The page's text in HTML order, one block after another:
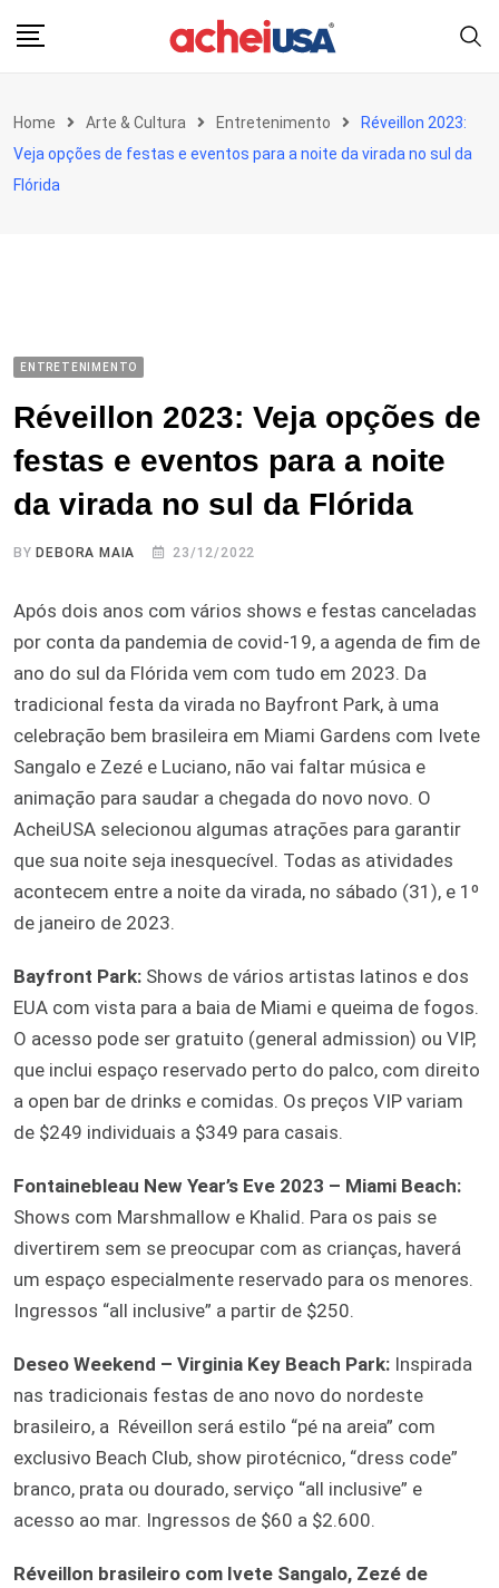
Home Arte & Cultura Entretenimento
Réveillon 2023:
Veja opções de festas e eventos para a noite da virada no sul da
Flórida
ENTRETENIMENTO
Réveillon 2023: Veja opções de
festas e eventos para a noite
da virada no sul da Flórida
BYDEBORA MAIA 23/12/2022
Após dois anos com vários shows e festas canceladas
por conta da pandemia de covid-19, a agenda de fim de
ano do sul da Flórida vem com tudo em 2023. Da
tradicional festa da virada no Bayfront Park, à uma
celebração bem brasileira em Miami Gardens com Ivete
Sangalo e Zezé e Luciano, não vai faltar música e
animação para saudar a chegada do novo novo. O
AcheiUSA selecionou algumas atrações para garantir
que sua noite seja inesquecível. Todas as atividades
acontecem entre a noite da virada, no sábado (31), e 1º
de janeiro de 2023.
Bayfront Park: Shows de vários artistas latinos e dos
EUA com vista para a baia de Miami e queima de fogos.
O acesso pode ser gratuito (general admission) ou VIP,
que inclui espaço reservado perto do palco, com direito
a open bar de drinks e comidas. Os preços VIP variam
de $249 individuais a $349 para casais.
Fontainebleau New Year’s Eve 2023 – Miami Beach:
Shows com Marshmallow e Khalid. Para os pais se
divertirem sem se preocupar com as crianças, haverá
um espaço especialmente reservado para os menores.
Ingressos “all inclusive” a partir de $250.
Deseo Weekend – Virginia Key Beach Park: Inspirada
nas tradicionais festas de ano novo do nordeste
brasileiro, a Réveillon será estilo “pé na areia” com
exclusivo Beach Club, show pirotécnico, “dress code”
branco, prata ou dourado, serviço “all inclusive” e
acesso ao mar. Ingressos de $60 a $2.600.
Réveillon brasileiro com Ivete Sangalo, Zezé de